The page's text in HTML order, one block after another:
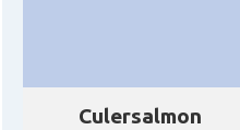
Culersalmon